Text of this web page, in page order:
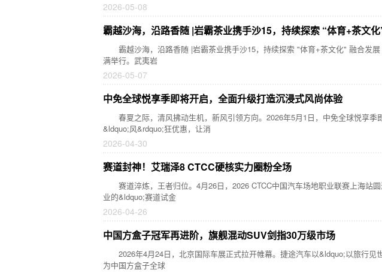
2026-05-08
霸越沙海，沿路香随 |岩霸茶业携手沙15，持续探索 “体育+茶文
霸越沙海，沿路香随 |岩霸茶业携手沙15，持续探索 "体育+茶文化" 融合发
满举行。武夷岩
2026-05-07
中免全球悦享季即将开启，全面升级打造沉浸式风尚体验
春夏之际，清风拂动生机，新风引领方向。2026年5月1日，中免全球悦享季
&ldquo;风&rdquo;狂优惠，让消
2026-04-30
赛道封神！艾瑞泽8 CTCC硬核实力圈粉全场
赛道淬炼，王者归位。4月26日，2026 CTCC中国汽车场地职业联赛上海站
业的&ldquo;赛道试金
2026-04-26
中国方盒子冠军再进阶，旗舰混动SUV剑指30万级市场
2026年4月24日，北京国际车展正式拉开帷幕。捷途汽车以&ldquo;以旅行见
为中国方盒子全球